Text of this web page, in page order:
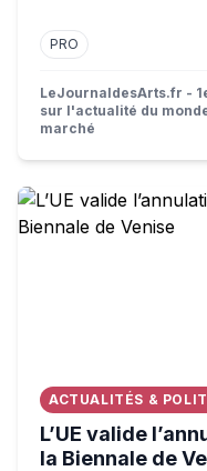
PRO
LeJournaldesArts.fr -
sur l'actualité du
marché
L’UE valide
ACTUALITÉS &
L’UE valide
la Biennale de